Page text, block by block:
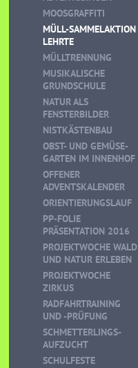
MOOSGRAFFITI
MÜLL-SAMMELAKTION
LEHRTE
MÜLLTRENNUNG
MUSIKALISCHE
GRUNDSCHULE
NATUR ALS
FENSTERBILDER
NISTKÄSTENBAU
OBST- UND GEMÜSE-
GARTEN IM INNENHOF
OFFENER
ADVENTSKALENDER
ORIENTIERUNGSLAUF
PP-FOLIE
PRÄSENTATION 2016
PROJEKTWOCHE WALD
UND NATUR ERLEBEN
PROJEKTWOCHE
ZIRKUS
RADFAHRTRAINING
UND -PRÜFUNG
SCHMETTERLINGS-
AUFZUCHT
SCHULFESTE